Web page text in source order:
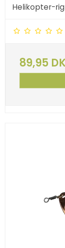
Helikopter-
89,95